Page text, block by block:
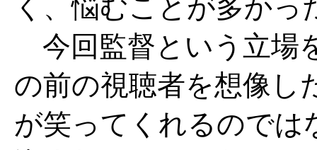
く、悩むことが多かっ
今回監督という立場
の前の視聴者を想像し
が笑ってくれるのでは